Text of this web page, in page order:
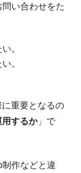
い合わせをた
。
。
重要となるの
するか」で
作などと違